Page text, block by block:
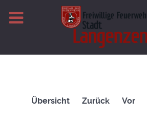
Übersicht Zurück Vor